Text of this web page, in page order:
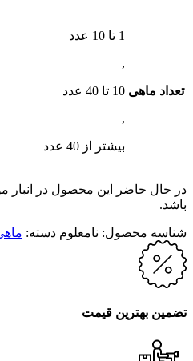
تعداد ماهی
1 تا 10 عدد
,
10 تا 40 عدد
,
بیشتر از 40 عدد
در حال حاضر این محصول در
باشد.
شناسه محصول: نامعلوم دسته:
تضمین بهترین قیمت